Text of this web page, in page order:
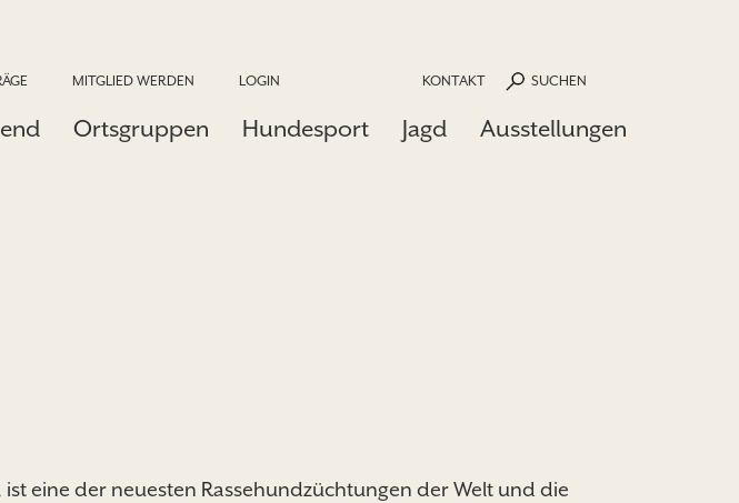
MITGLIED WERDEN LOGIN SUCHEN
KONTAKT
Ortsgruppen Hundesport Jagd Ausstellungen
eine der neuesten Rassehundzüchtungen der Welt und die